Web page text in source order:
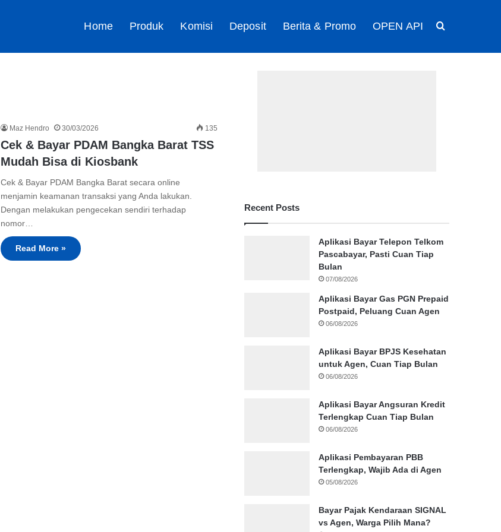
Home Produk Komisi Deposit Berita & Promo OPEN API
Maz Hendro 30/03/2026 135
Cek & Bayar PDAM Bangka Barat TSS
Mudah Bisa di Kiosbank
Cek & Bayar PDAM Bangka Barat secara online
menjamin keamanan transaksi yang Anda lakukan.
Dengan melakukan pengecekan sendiri terhadap
nomor…
Read More »
Recent Posts
Aplikasi Bayar Telepon Telkom
Pascabayar, Pasti Cuan Tiap
Bulan
07/08/2026
Aplikasi Bayar Gas PGN Prepaid
Postpaid, Peluang Cuan Agen
06/08/2026
Aplikasi Bayar BPJS Kesehatan
untuk Agen, Cuan Tiap Bulan
06/08/2026
Aplikasi Bayar Angsuran Kredit
Terlengkap Cuan Tiap Bulan
06/08/2026
Aplikasi Pembayaran PBB
Terlengkap, Wajib Ada di Agen
05/08/2026
Bayar Pajak Kendaraan SIGNAL
vs Agen, Warga Pilih Mana?